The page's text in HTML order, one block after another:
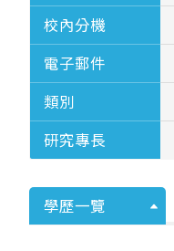
校內分機
電子郵件
類別
研究專長
學歷一覽